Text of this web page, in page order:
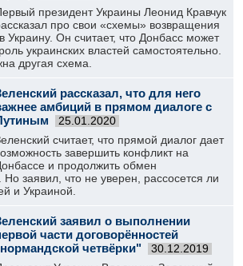
президент Украины Леонид Кравчук
про свои «схемы» возвращения
Он считает, что Донбасс может
украинских властей самостоятельно.
другая схема.
рассказал, что для него
амбиций в прямом диалоге с
25.01.2020
считает, что прямой диалог дает
завершить конфликт на
и продолжить обмен
заявил, что не уверен, рассосется ли
и Украиной.
заявил о выполнении
части договорённостей
четвёрки"
30.12.2019